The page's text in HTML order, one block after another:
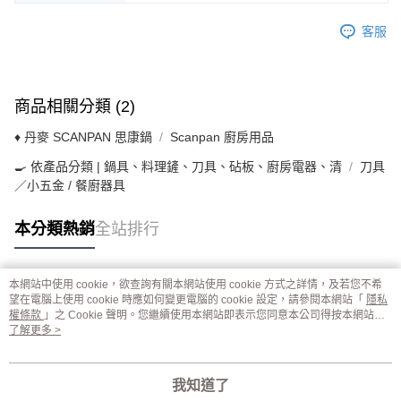
客服
商品相關分類 (2)
♦ 丹麥 SCANPAN 思康鍋 Scanpan 廚房用品
🍳 依產品分類 | 鍋具、料理鏟、刀具、砧板、廚房電器、清
刀具
／小五金 / 餐廚器具
本分類熱銷全站排行
熱門標籤
本網站中使用 cookie，欲查詢有關本網站使用 cookie 方式之詳情，及若您不希
望在電腦上使用 cookie 時應如何變更電腦的 cookie 設定，請參閱本網站「 隱私
權條款 」之 Cookie 聲明。您繼續使用本網站即表示您同意本公司得按本網站使
用條款之 Cookie 聲明使用 cookie。
了解更多 >
我知道了